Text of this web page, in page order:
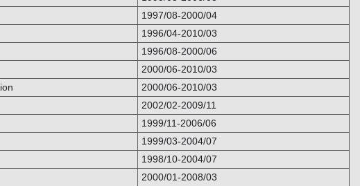
1997/08-2000/04
1996/04-2010/03
1996/08-2000/06
2000/06-2010/03
2000/06-2010/03
2002/02-2009/11
1999/11-2006/06
1999/03-2004/07
1998/10-2004/07
2000/01-2008/03